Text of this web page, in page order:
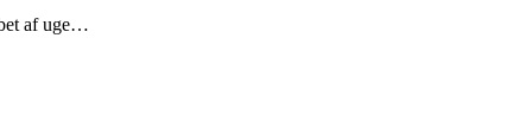
af uge…